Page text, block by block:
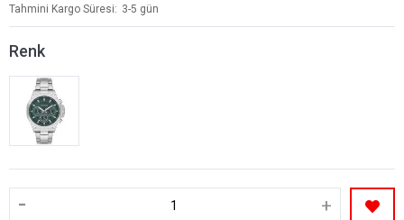
Tahmini Kargo Süresi
3-5 gün
Renk
- +